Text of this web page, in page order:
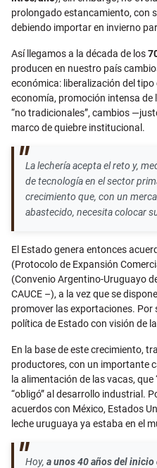
prolongado estancamiento, con
debiendo importar en invierno
Así llegamos a la década de los
producen en nuestro país
económica: liberalización del
economía, promoción intensa
“no tradicionales”, cambios
marco de quiebre institucional.
La lechería acepta el reto y,
de tecnología en el sector
crecimiento que, con un
abastecido, necesita colocar
El Estado genera entonces
(Protocolo de Expansión
(Convenio Argentino-Uruguayo
CAUCE –), a la vez que se
promover las exportaciones. Por
política de Estado con visión de
En la base de este crecimiento,
productores, con un importante
la alimentación de las vacas,
“obligó” al desarrollo industrial.
acuerdos con México, Estados
leche uruguaya ya estaba en el
Hoy, a unos 40 años del inicio